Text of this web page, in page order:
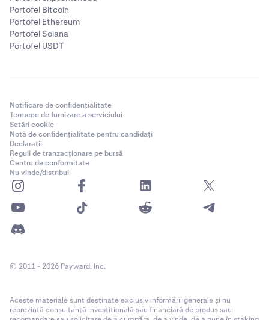
Portofel Bitcoin
Portofel Ethereum
Portofel Solana
Portofel USDT
Notificare de confidențialitate
Termene de furnizare a serviciului
Setări cookie
Notă de confidențialitate pentru candidați
Declarații
Reguli de tranzacționare pe bursă
Centru de conformitate
Nu vinde/distribui
© 2011 - 2026 Payward, Inc.
Aceste materiale sunt destinate exclusiv informării generale și nu
reprezintă consultanță investițională sau financiară de produs sau